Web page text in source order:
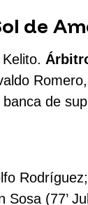
de
de
Sosa (77’